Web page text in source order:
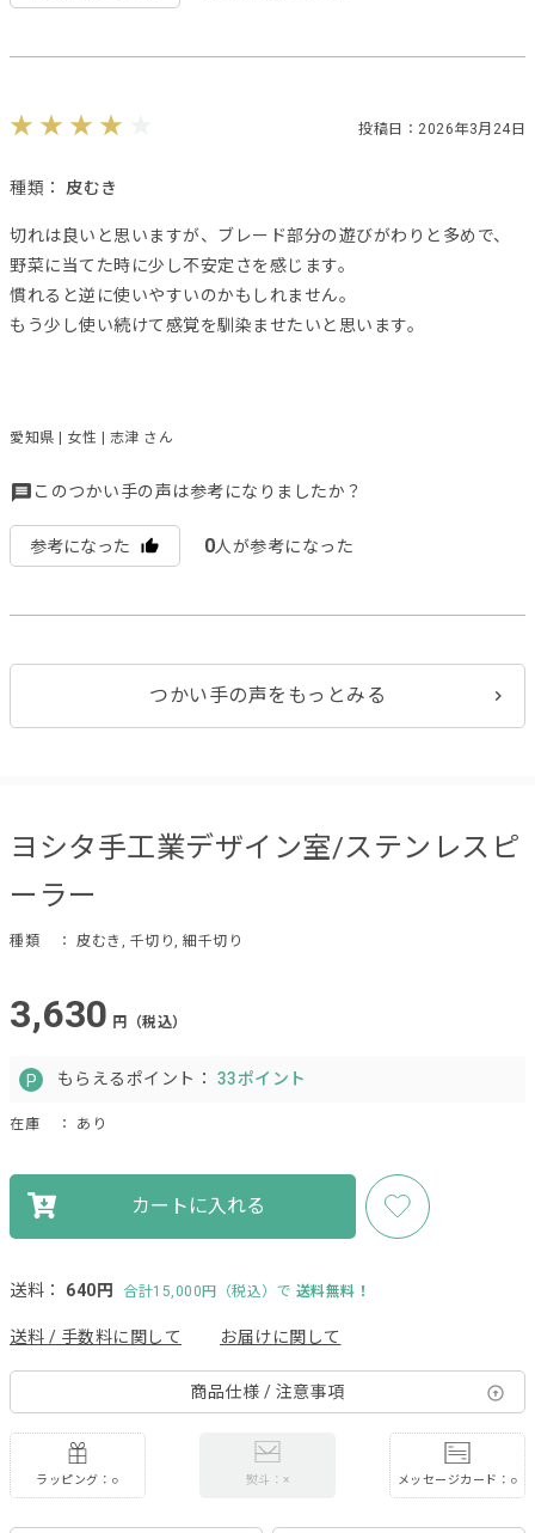
投稿日：2026年3月24日
種類： 皮むき
切れは良いと思いますが、ブレード部分の遊びがわりと多めで、
野菜に当てた時に少し不安定さを感じます。
慣れると逆に使いやすいのかもしれません。
もう少し使い続けて感覚を馴染ませたいと思います。
愛知県 | 女性 | 志津 さん
このつかい手の声は参考になりましたか？
参考になった 0人が参考になった
つかい手の声をもっとみる
ヨシタ手工業デザイン室/ステンレスピ
ーラー
種類 ： 皮むき, 千切り, 細千切り
3,630 円（税込）
もらえるポイント： 33ポイント
在庫 ： あり
カートに入れる
送料： 640円 合計15,000円（税込）で 送料無料！
送料 / 手数料に関して お届けに関して
商品仕様 / 注意事項
ラッピング：○ 熨斗：× メッセージカード：○